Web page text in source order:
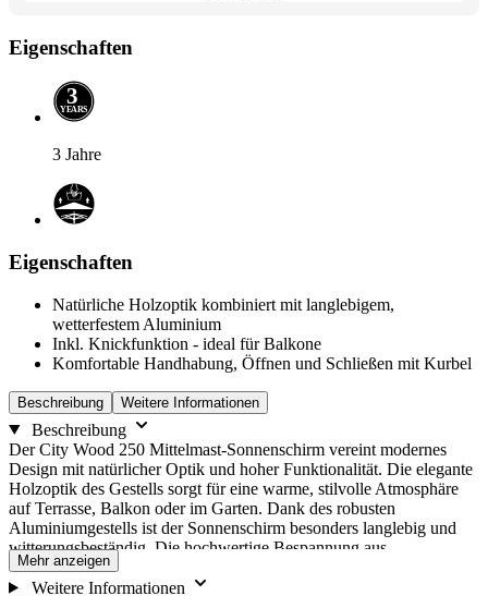
Eigenschaften
YEARS
3
3 Jahre
Eigenschaften
Natürliche Holzoptik kombiniert mit langlebigem,
wetterfestem Aluminium
Inkl. Knickfunktion - ideal für Balkone
Komfortable Handhabung, Öffnen und Schließen mit Kurbel
Beschreibung Weitere Informationen
Beschreibung
Der City Wood 250 Mittelmast-Sonnenschirm vereint modernes
Design mit natürlicher Optik und hoher Funktionalität. Die elegante
Holzoptik des Gestells sorgt für eine warme, stilvolle Atmosphäre
auf Terrasse, Balkon oder im Garten. Dank des robusten
Aluminiumgestells ist der Sonnenschirm besonders langlebig und
witterungsbeständig. Die hochwertige Bespannung aus
strapazierfähigem Polyester ist wasserabweisend und bietet
zuverlässigen Schutz vor intensiver Sonneneinstrahlung. So
Mehr anzeigen
Weitere Informationen